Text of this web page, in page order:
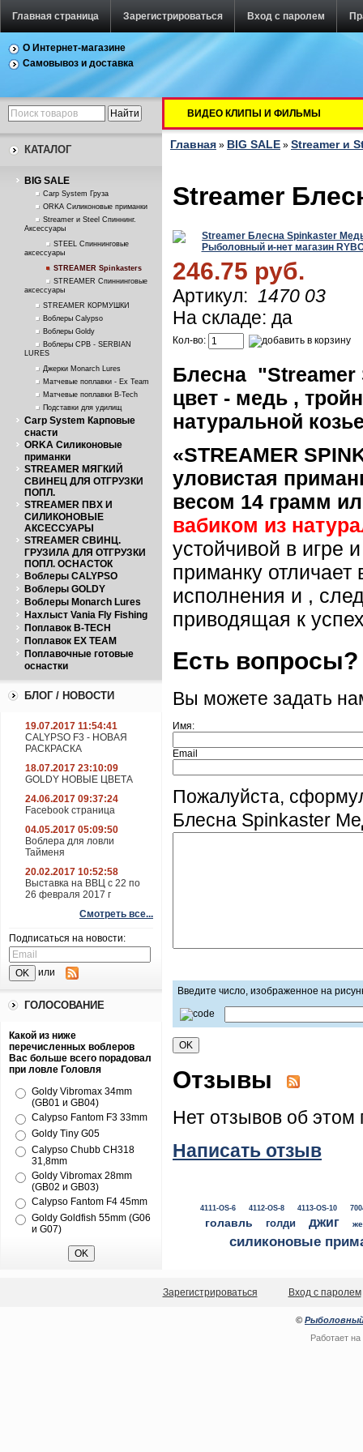
Главная страница Зарегистрироваться Вход с паролем
О Интернет-магазине
Самовывоз и доставка
КАТАЛОГ
BIG SALE
Carp System Груза
ORKA Силиконовые приманки
Streamer и Steel Спиннинг.
Аксессуары
STEEL Спиннинговые
аксессуары
STREAMER Spinkasters
STREAMER Спиннинговые
аксессуары
STREAMER КОРМУШКИ
Воблеры Calypso
Воблеры Goldy
Воблеры СРВ - SERBIAN
LURES
Джерки Monarch Lures
Матчевые поплавки - Ex Team
Матчевые поплавки B-Tech
Подставки для удилищ
Carp System Карповые
снасти
ORKA Силиконовые
приманки
STREAMER МЯГКИЙ
СВИНЕЦ ДЛЯ ОТГРУЗКИ
ПОПЛ.
STREAMER ПВХ И
СИЛИКОНОВЫЕ
АКСЕССУАРЫ
STREAMER СВИНЦ.
ГРУЗИЛА ДЛЯ ОТГРУЗКИ
ПОПЛ. ОСНАСТОК
Воблеры CALYPSO
Воблеры GOLDY
Воблеры Monarch Lures
Нахлыст Vania Fly Fishing
Поплавок B-TECH
Поплавок EX TEAM
Поплавочные готовые
оснастки
БЛОГ / НОВОСТИ
19.07.2017 11:54:41
CALYPSO F3 - НОВАЯ
РАСКРАСКА
18.07.2017 23:10:09
GOLDY НОВЫЕ ЦВЕТА
24.06.2017 09:37:24
Facebook страница
04.05.2017 05:09:50
Воблера для ловли
Тайменя
20.02.2017 10:52:58
Выставка на ВВЦ с 22 по
26 февраля 2017 г
Смотреть все...
Подписаться на новости:
или
ГОЛОСОВАНИЕ
Какой из ниже
перечисленных воблеров
Вас больше всего порадовал
при ловле Головля
Goldy Vibromax 34mm
(GB01 и GB04)
Calypso Fantom F3 33mm
Goldy Tiny G05
Calypso Chubb CH318
31,8mm
Goldy Vibromax 28mm
(GB02 и GB03)
Calypso Fantom F4 45mm
Goldy Goldfish 55mm (G06
и G07)
ВИДЕО КЛИПЫ И ФИЛЬМЫ
Главная » BIG SALE » Streamer и
Streamer
246.75 руб.
Артикул: 1470 03
На складе: да
Кол-во:
Блесна
цвет - медь ,
натуральной
«STREAMER
уловистая
весом 14 грамм
вабиком из
устойчивой в игре
приманку отличает
исполнения и ,
приводящая к
Есть вопросы?
Вы можете задать
Имя:
Email
Пожалуйста,
Блесна Spinkaster
Введите число, изображенное на
Отзывы
Нет отзывов об этом
Написать отзыв
4111-OS-6 4112-OS-8 4113-OS-10
голавль голди джиг
силиконовые
Зарегистрироваться Вход с паролем
© Рыболовный
Работает